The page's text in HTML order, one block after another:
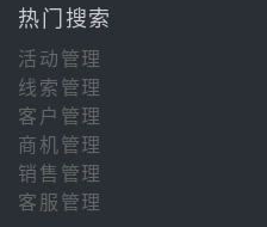
热门搜索
活动管理
线索管理
客户管理
商机管理
销售管理
客服管理